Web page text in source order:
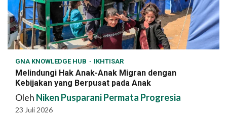
GNA KNOWLEDGE HUB IKHTISAR
Melindungi Hak Anak-Anak Migran dengan
Kebijakan yang Berpusat pada Anak
Oleh Niken Pusparani Permata Progresia
23 Juli 2026